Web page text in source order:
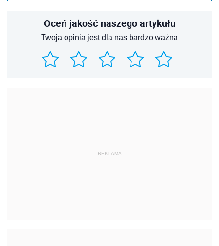
Oceń jakość naszego artykułu
Twoja opinia jest dla nas bardzo ważna
REKLAMA